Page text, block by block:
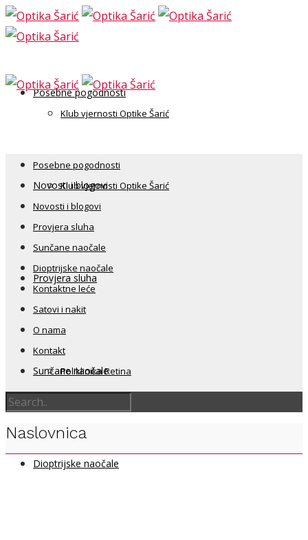
Posebne pogodnosti
Klub vjernosti Optike Šarić
Novosti i blogovi
Provjera sluha
Sunčane naočale
Dioptrijske naočale
Posebne pogodnosti
Klub vjernosti Optike Šarić
Novosti i blogovi
Provjera sluha
Sunčane naočale
Dioptrijske naočale
Kontaktne leće
Satovi i nakit
O nama
Kontakt
Poliklinika Retina
Naslovnica